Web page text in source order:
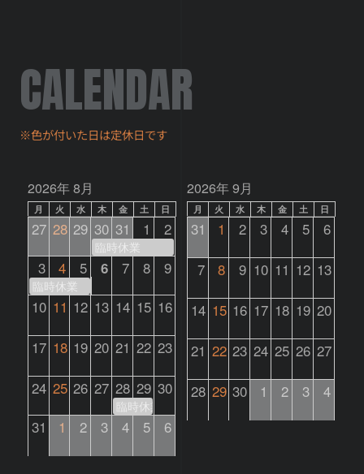
CALENDAR
※色が付いた日は定休日です
2026年 8月
月 火 水 木 金 土 日
27 28 29 30 31 1 2
臨時休業
3 4 5 6 7 8 9
臨時休業
10 11 12 13 14 15 16
17 18 19 20 21 22 23
24 25 26 27 28 29 30
臨時休業
31 1 2 3 4 5 6
2026年 9月
月 火 水 木 金 土 日
31 1 2 3 4 5 6
7 8 9 10 11 12 13
14 15 16 17 18 19 20
21 22 23 24 25 26 27
28 29 30 1 2 3 4